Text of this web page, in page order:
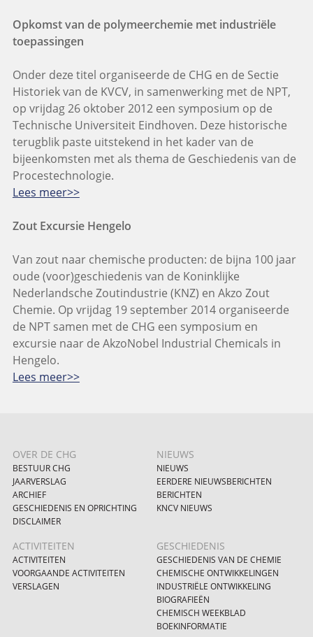
Opkomst van de polymeerchemie met industriële
toepassingen
Onder deze titel organiseerde de CHG en de Sectie
Historiek van de KVCV, in samenwerking met de NPT,
op vrijdag 26 oktober 2012 een symposium op de
Technische Universiteit Eindhoven. Deze historische
terugblik paste uitstekend in het kader van de
bijeenkomsten met als thema de Geschiedenis van de
Procestechnologie.
Lees meer>>
Zout Excursie Hengelo
Van zout naar chemische producten: de bijna 100 jaar
oude (voor)geschiedenis van de Koninklijke
Nederlandsche Zoutindustrie (KNZ) en Akzo Zout
Chemie. Op vrijdag 19 september 2014 organiseerde
de NPT samen met de CHG een symposium en
excursie naar de AkzoNobel Industrial Chemicals in
Hengelo.
Lees meer>>
OVER DE CHG
BESTUUR CHG
JAARVERSLAG
ARCHIEF
GESCHIEDENIS EN OPRICHTING
DISCLAIMER
NIEUWS
NIEUWS
EERDERE NIEUWSBERICHTEN
BERICHTEN
KNCV NIEUWS
ACTIVITEITEN
ACTIVITEITEN
VOORGAANDE ACTIVITEITEN
VERSLAGEN
GESCHIEDENIS
GESCHIEDENIS VAN DE CHEMIE
CHEMISCHE ONTWIKKELINGEN
INDUSTRIËLE ONTWIKKELING
BIOGRAFIEËN
CHEMISCH WEEKBLAD
BOEKINFORMATIE